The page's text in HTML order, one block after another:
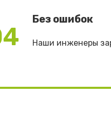
Без ошибок
Наши инженеры